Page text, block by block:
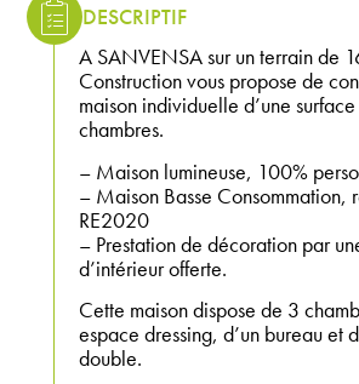
DESCRIPTIF
A SANVENSA sur un terrain de
Construction vous propose de
maison individuelle d’une
chambres.
– Maison lumineuse, 100%
– Maison Basse Consommation,
RE2020
– Prestation de décoration par
d’intérieur offerte.
Cette maison dispose de 3
espace dressing, d’un bureau et
double.